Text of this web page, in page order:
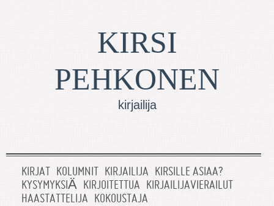
KIRSI
PEHKONEN
kirjailija
KIRJAT KOLUMNIT KIRJAILIJA KIRSILLE ASIAA?
KYSYMYKSIÄ KIRJOITETTUA KIRJAILIJAVIERAILUT
HAASTATTELIJA KOKOUSTAJA